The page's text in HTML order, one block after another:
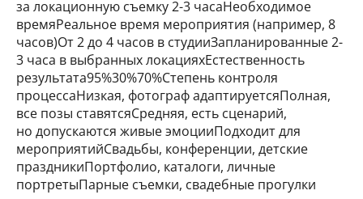
за локационную съемку 2-3 часаНеобходимое
времяРеальное время мероприятия (например, 8
часов)От 2 до 4 часов в студииЗапланированные 2-
3 часа в выбранных локацияхЕстественность
результата95%30%70%Степень контроля
процессаНизкая, фотограф адаптируетсяПолная,
все позы ставятсяСредняя, есть сценарий,
но допускаются живые эмоцииПодходит для
мероприятийСвадьбы, конференции, детские
праздникиПортфолио, каталоги, личные
портретыПарные съемки, свадебные прогулки